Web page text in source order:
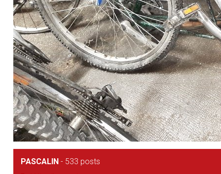
PASCALIN- 533 posts